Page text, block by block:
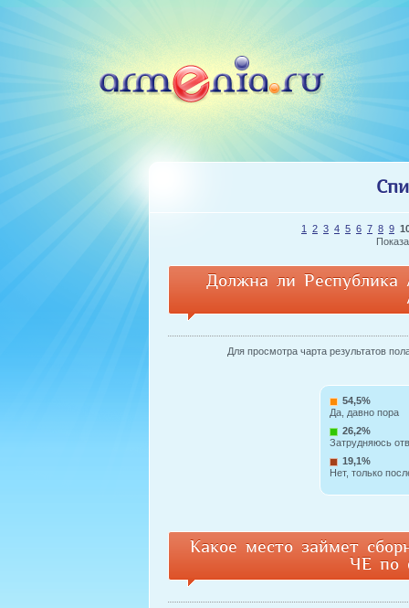
1 2 3 4 5 6 7 8 9
Должна ли Республика
Для просмотра чарта результатов
54,5%
Да, давно пора
26,2%
Затрудняюсь
19,1%
Нет, только
Какое место займет
ЧЕ по